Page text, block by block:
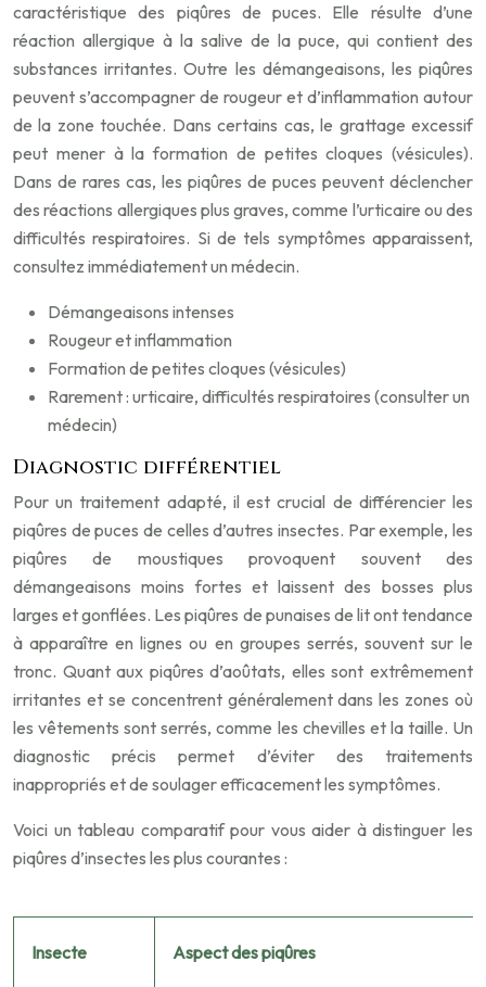
caractéristique des piqûres de puces. Elle résulte d’une
réaction allergique à la salive de la puce, qui contient des
substances irritantes. Outre les démangeaisons, les piqûres
peuvent s’accompagner de rougeur et d’inflammation autour
de la zone touchée. Dans certains cas, le grattage excessif
peut mener à la formation de petites cloques (vésicules).
Dans de rares cas, les piqûres de puces peuvent déclencher
des réactions allergiques plus graves, comme l’urticaire ou des
difficultés respiratoires. Si de tels symptômes apparaissent,
consultez immédiatement un médecin.
Démangeaisons intenses
Rougeur et inflammation
Formation de petites cloques (vésicules)
Rarement : urticaire, difficultés respiratoires (consulter un
médecin)
Diagnostic différentiel
Pour un traitement adapté, il est crucial de différencier les
piqûres de puces de celles d’autres insectes. Par exemple, les
piqûres de moustiques provoquent souvent des
démangeaisons moins fortes et laissent des bosses plus
larges et gonflées. Les piqûres de punaises de lit ont tendance
à apparaître en lignes ou en groupes serrés, souvent sur le
tronc. Quant aux piqûres d’aoûtats, elles sont extrêmement
irritantes et se concentrent généralement dans les zones où
les vêtements sont serrés, comme les chevilles et la taille. Un
diagnostic précis permet d’éviter des traitements
inappropriés et de soulager efficacement les symptômes.
Voici un tableau comparatif pour vous aider à distinguer les
piqûres d’insectes les plus courantes :
Insecte Aspect des piqûres